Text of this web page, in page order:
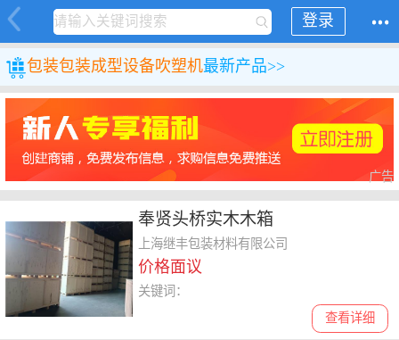
登录
包装包装成型设备吹塑机最新产品>>
广告
奉贤头桥实木木箱
上海继丰包装材料有限公司
价格面议
查看详细
关键词：